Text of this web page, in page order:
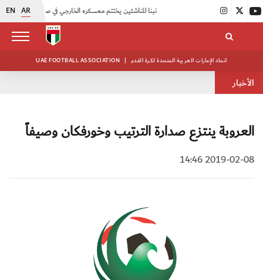
EN AR
UAE FOOTBALL ASSOCIATION | اتحاد الإمارات العربية المتحدة لكرة القدم
الأخبار
العروبة ينتزع صدارة الترتيب وخورفكان وصيفاً
2019-02-08 14:46